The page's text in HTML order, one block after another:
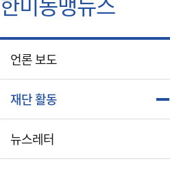
언론 보도
재단 활동
뉴스레터